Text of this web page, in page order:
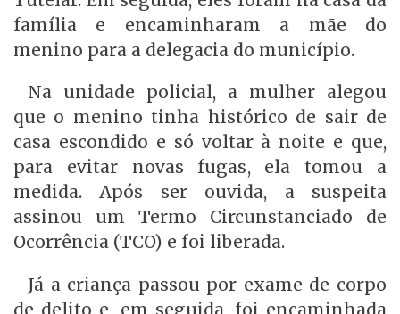
família e encaminharam a mãe do
menino para a delegacia do município.
Na unidade policial, a mulher alegou
que o menino tinha histórico de sair de
casa escondido e só voltar à noite e que,
para evitar novas fugas, ela tomou a
medida. Após ser ouvida, a suspeita
assinou um Termo Circunstanciado de
Ocorrência (TCO) e foi liberada.
Já a criança passou por exame de corpo
de delito e, em seguida, foi encaminhada